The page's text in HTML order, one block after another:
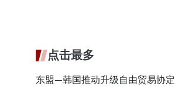
点击最多
东盟—韩国推动升级自由贸易协定